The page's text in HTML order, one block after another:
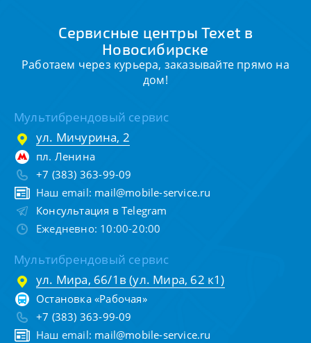
Сервисные центры Texet в
Новосибирске
Работаем через курьера, заказывайте прямо на
дом!
Мультибрендовый сервис
ул. Мичурина, 2
пл. Ленина
+7 (383) 363-99-09
Наш email: mail@mobile-service.ru
Консультация в Telegram
Ежедневно: 10:00-20:00
Мультибрендовый сервис
ул. Мира, 66/1в (ул. Мира, 62 к1)
Остановка «Рабочая»
+7 (383) 363-99-09
Наш email: mail@mobile-service.ru